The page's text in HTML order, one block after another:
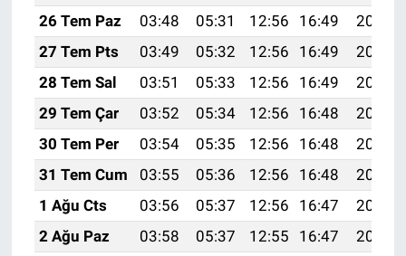
26 Tem Paz
03:48 05:31 12:56 16:49
20:10
27 Tem Pts
03:49 05:32 12:56 16:49
20:09
28 Tem Sal
03:51 05:33 12:56 16:49
20:08
29 Tem Çar
03:52 05:34 12:56 16:48
20:07
30 Tem Per
03:54 05:35 12:56 16:48
20:07
31 Tem Cum
03:55 05:36 12:56 16:48
20:06
1 Ağu Cts
03:56 05:37 12:56 16:47
20:05
2 Ağu Paz
03:58 05:37 12:55 16:47
20:04